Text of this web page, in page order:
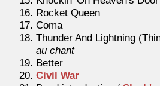
Rocket Queen
Coma
Thunder And Lightning
au chant
Better
Civil War